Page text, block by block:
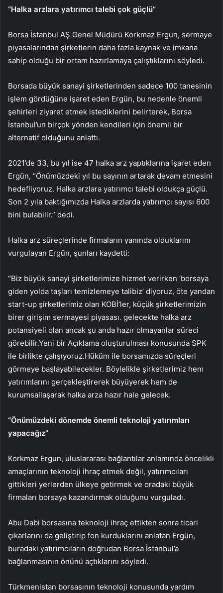
“Halka arzlara yatırımcı talebi çok güçlü”
Borsa İstanbul AŞ Genel Müdürü Korkmaz Ergun, sermaye
piyasalarından şirketlerin daha fazla kaynak ve imkana
sahip olduğu bir ortam hazırlamaya çalıştıklarını söyledi.
Borsada büyük sanayi şirketlerinden sadece 100 tanesinin
işlem gördüğüne işaret eden Ergün, bu nedenle önemli
şehirleri ziyaret etmek istediklerini belirterek, Borsa
İstanbul’un birçok yönden kendileri için önemli bir
alternatif olduğunu anlattı.
2021’de 33, bu yıl ise 47 halka arz yaptıklarına işaret eden
Ergün, “Önümüzdeki yıl bu sayının artarak devam etmesini
hedefliyoruz. Halka arzlara yatırımcı talebi oldukça güçlü.
Son 2 yıla baktığımızda Halka arzlarda yatırımcı sayısı 600
bini bulabilir.” dedi.
Halka arz süreçlerinde firmaların yanında olduklarını
vurgulayan Ergün, şunları kaydetti:
“Biz büyük sanayi şirketlerimize hizmet verirken ‘borsaya
giden yolda taşları temizlemeye talibiz’ diyoruz, öte yandan
start-up şirketlerimiz olan KOBİ’ler, küçük şirketlerimizin
birer girişim sermayesi piyasası. gelecekte halka arz
potansiyeli olan ancak şu anda hazır olmayanlar süreci
görebilir.Yeni bir Açıklama oluşturulması konusunda SPK
ile birlikte çalışıyoruz.Hüküm ile borsamızda süreçleri
görmeye başlayabilecekler. Böylelikle şirketlerimiz hem
yatırımlarını gerçekleştirerek büyüyerek hem de
kurumsallaşarak halka arza hazır hale gelecek.
“Önümüzdeki dönemde önemli teknoloji yatırımları
yapacağız”
Korkmaz Ergun, uluslararası bağlantılar anlamında öncelikli
amaçlarının teknoloji ihraç etmek değil, yatırımcıları
gittikleri yerlerden ülkeye getirmek ve oradaki büyük
firmaları borsaya kazandırmak olduğunu vurguladı.
Abu Dabi borsasına teknoloji ihraç ettikten sonra ticari
çıkarlarını da geliştirip fon kurduklarını anlatan Ergün,
buradaki yatırımcıların doğrudan Borsa İstanbul’a
bağlanmasının önünü açtıklarını söyledi.
Türkmenistan borsasının teknoloji konusunda yardım